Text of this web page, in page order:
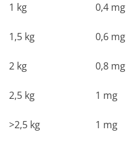
1 kg 0,4 mg
1,5 kg 0,6 mg
2 kg 0,8 mg
2,5 kg 1 mg
>2,5 kg 1 mg